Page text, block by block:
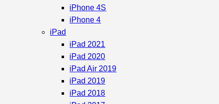
iPhone 4S
iPhone 4
iPad
iPad 2021
iPad 2020
iPad Air 2019
iPad 2019
iPad 2018